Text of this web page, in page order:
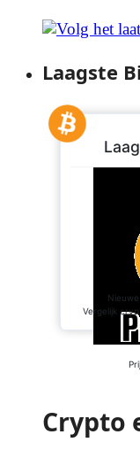
Laagste
Crypto